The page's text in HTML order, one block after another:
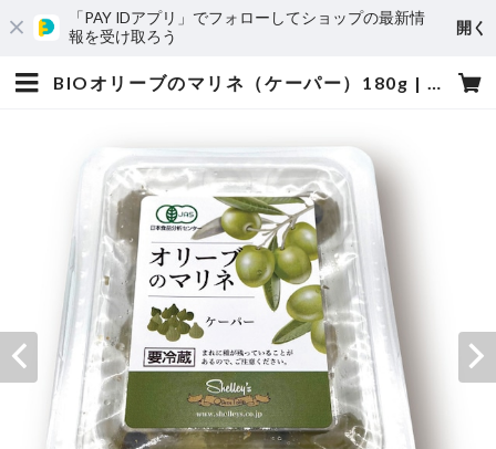
「PAY IDアプリ」でフォローしてショップの最新情
報を受け取ろう
開く
BIOオリーブのマリネ（ケーパー）180g | シェリーズオンラインショップ